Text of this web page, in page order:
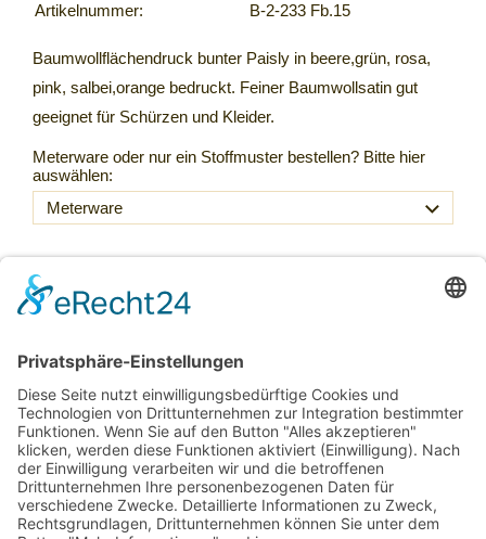
Artikelnummer: B-2-233 Fb.15
Baumwollflächendruck bunter Paisly in beere,grün, rosa,
pink, salbei,orange bedruckt. Feiner Baumwollsatin gut
geeignet für Schürzen und Kleider.
Meterware oder nur ein Stoffmuster bestellen? Bitte hier
auswählen:
46,50 €
Inkl. 20 % USt. zzgl. Versand
Sofort ab Lager
Laufmeter *(46,50 € / lfm):